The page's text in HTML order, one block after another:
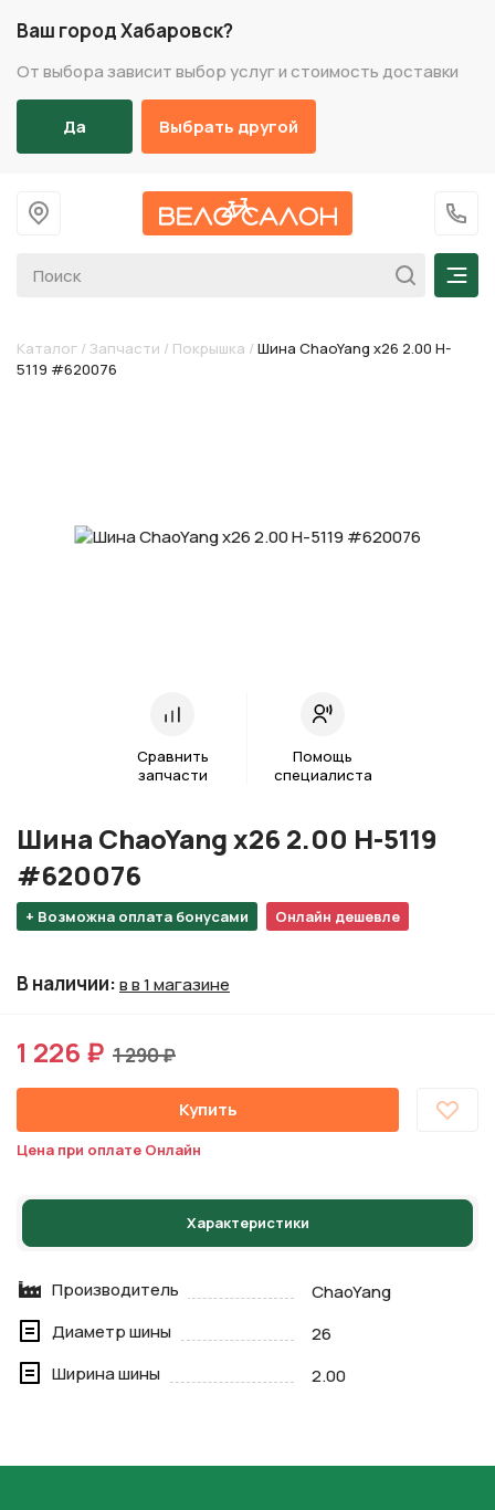
Ваш город Хабаровск?
От выбора зависит выбор услуг и стоимость доставки
Да Выбрать другой
На главную
+7
Каталог / Запчасти / Покрышка / Шина ChaoYang х26 2.00 H-
5119 #620076
Сравнить
запчасти
Помощь
специалиста
+ Возможна оплата бонусами Онлайн дешевле
Шина ChaoYang х26 2.00 H-5119
#620076
В наличии:в в 1 магазине
1 226 ₽ 1 290 ₽
Купить
Цена при оплате Онлайн
Характеристики
Производитель
ChaoYang
Диаметр шины
26
Ширина шины
2.00